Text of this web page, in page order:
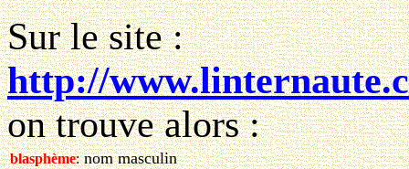
Sur le site :
http://
on trouve alors :
blasphème:nom masculin